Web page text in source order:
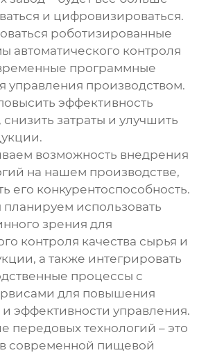
и цифровизироваться.
роботизированные
автоматического контроля
программные
управления производством.
эффективность
снизить затраты и улучшить
возможность внедрения
на нашем производстве,
его конкурентоспособность.
использовать
зрения для
контроля качества сырья и
а также интегрировать
процессы с
для повышения
эффективности управления.
передовых технологий – это
в современной пищевой